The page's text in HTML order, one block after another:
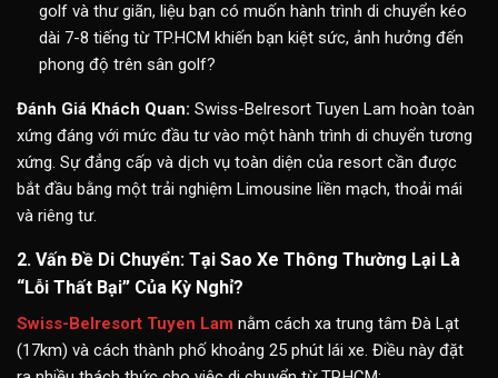
golf và thư giãn, liệu bạn có muốn hành trình di chuyển kéo
dài 7-8 tiếng từ TP.HCM khiến bạn kiệt sức, ảnh hưởng đến
phong độ trên sân golf?
Đánh Giá Khách Quan: Swiss-Belresort Tuyen Lam hoàn toàn
xứng đáng với mức đầu tư vào một hành trình di chuyển tương
xứng. Sự đẳng cấp và dịch vụ toàn diện của resort cần được
bắt đầu bằng một trải nghiệm Limousine liền mạch, thoải mái
và riêng tư.
2. Vấn Đề Di Chuyển: Tại Sao Xe Thông Thường Lại Là
“Lỗi Thất Bại” Của Kỳ Nghỉ?
Swiss-Belresort Tuyen Lam nằm cách xa trung tâm Đà Lạt
(17km) và cách thành phố khoảng 25 phút lái xe. Điều này đặt